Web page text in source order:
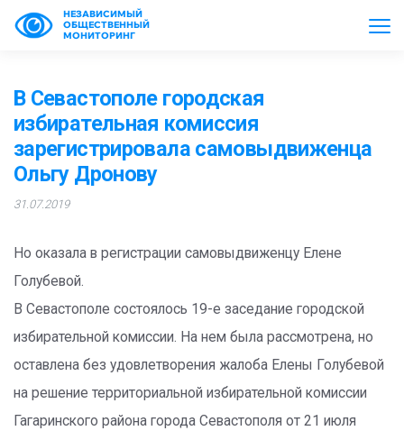
НЕЗАВИСИМЫЙ
ОБЩЕСТВЕННЫЙ
МОНИТОРИНГ
В Севастополе городская
избирательная комиссия
зарегистрировала самовыдвиженца
Ольгу Дронову
31.07.2019
Но оказала в регистрации самовыдвиженцу Елене
Голубевой.
В Севастополе состоялось 19-е заседание городской
избирательной комиссии. На нем была рассмотрена, но
оставлена без удовлетворения жалоба Елены Голубевой
на решение территориальной избирательной комиссии
Гагаринского района города Севастополя от 21 июля